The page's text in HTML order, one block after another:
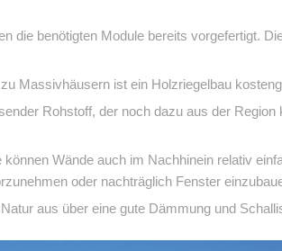
die benötigten Module bereits vorgefertigt.
Massivhäusern ist ein Holzriegelbau
Rohstoff, der noch dazu aus der
Wände auch im Nachhinein relativ
oder nachträglich Fenster
aus über eine gute Dämmung und